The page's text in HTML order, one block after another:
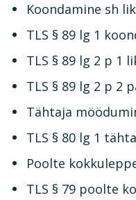
Koondamine sh
TLS § 89 lg 1
TLS § 89 lg 2 p 1
TLS § 89 lg 2 p 2
Tähtaja
TLS § 80 lg 1
Poolte
TLS § 79 poolte